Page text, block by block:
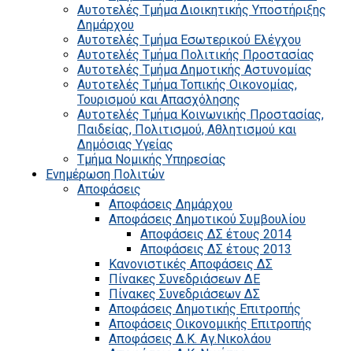
Αυτοτελές Τμήμα Διοικητικής Υποστήριξης
Δημάρχου
Αυτοτελές Τμήμα Εσωτερικού Ελέγχου
Αυτοτελές Τμήμα Πολιτικής Προστασίας
Αυτοτελές Τμήμα Δημοτικής Αστυνομίας
Αυτοτελές Τμήμα Τοπικής Οικονομίας,
Τουρισμού και Απασχόλησης
Αυτοτελές Τμήμα Κοινωνικής Προστασίας,
Παιδείας, Πολιτισμού, Αθλητισμού και
Δημόσιας Υγείας
Τμήμα Νομικής Υπηρεσίας
Ενημέρωση Πολιτών
Αποφάσεις
Αποφάσεις Δημάρχου
Αποφάσεις Δημοτικού Συμβουλίου
Αποφάσεις ΔΣ έτους 2014
Αποφάσεις ΔΣ έτους 2013
Κανονιστικές Αποφάσεις ΔΣ
Πίνακες Συνεδριάσεων ΔΕ
Πίνακες Συνεδριάσεων ΔΣ
Αποφάσεις Δημοτικής Επιτροπής
Αποφάσεις Οικονομικής Επιτροπής
Αποφάσεις Δ.Κ. Αγ.Νικολάου